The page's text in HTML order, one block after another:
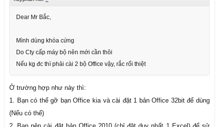
Dear Mr Bắc,
Mình dùng khóa cứng
Do Cty cấp máy bộ nên mới cần thôi
Nếu kg đc thì phải cài 2 bộ Office vậy, rắc rối thiệt
Ở trường hợp như này thì:
1. Bạn có thể gỡ bạn Office kia và cài đặt 1 bản Office 32bit để dùng
(Nếu có thể)